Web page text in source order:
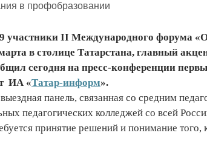
участники II Международного форума
в столице Татарстана, главный
сегодня на пресс-конференции
ИА «Татар-информ».
панель, связанная со средним
педагогических колледжей со всей
принятие решений и понимание того,